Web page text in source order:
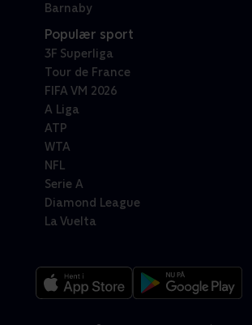
Barnaby
Populær sport
3F Superliga
Tour de France
FIFA VM 2026
A Liga
ATP
WTA
NFL
Serie A
Diamond League
La Vuelta